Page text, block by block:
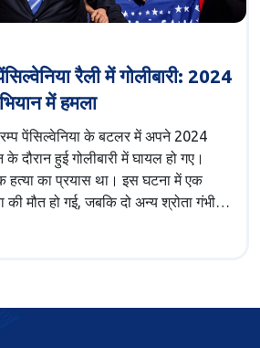
रैली में गोलीबारी: 2024
में हमला
ट्रम्प पेंसिल्वेनिया के बटलर में अपने 2024
के दौरान हुई गोलीबारी में घायल हो गए।
का प्रयास था। इस घटना में एक
मौत हो गई, जबकि दो अन्य श्रोता गंभीर
सीक्रेट सर्विस एजेंटों ने तेजी से हटा
बताया कि वे सुरक्षित हैं।